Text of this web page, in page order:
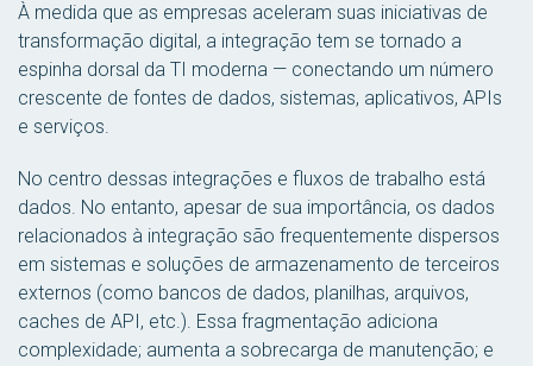
À medida que as empresas aceleram suas iniciativas de
transformação digital, a integração tem se tornado a
espinha dorsal da TI moderna — conectando um número
crescente de fontes de dados, sistemas, aplicativos, APIs
e serviços.
No centro dessas integrações e fluxos de trabalho está
dados. No entanto, apesar de sua importância, os dados
relacionados à integração são frequentemente dispersos
em sistemas e soluções de armazenamento de terceiros
externos (como bancos de dados, planilhas, arquivos,
caches de API, etc.). Essa fragmentação adiciona
complexidade; aumenta a sobrecarga de manutenção; e